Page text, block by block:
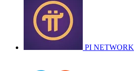
PI NETWORK